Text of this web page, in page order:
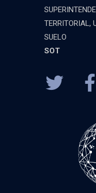
TERRITORIAL,
SUELO
SOT